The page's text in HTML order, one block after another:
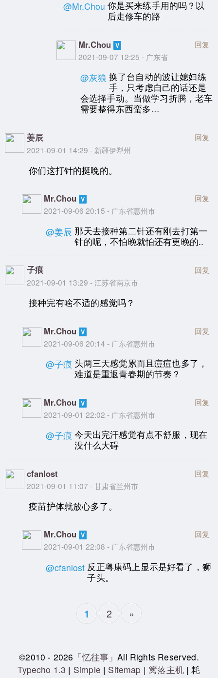
@Mr.Chou 你是买来练手用的吗？以
后走修车的路
Mr.Chou
2021-09-07 12:25 - 广东省
回复
@灰狼 换了台自动的波让媳妇练
手，只考虑自己的话还是
会选择手动。当做学习折腾，老车
需要整得东西蛮多…
姜辰
2021-09-01 14:29 - 新疆伊犁州
回复
你们这打针的挺晚的。
Mr.Chou
2021-09-06 20:15 - 广东省惠州市
回复
@姜辰 那天去接种第二针还有刚去打第一
针的呢，不怕晚就怕还有更晚的..
子痕
2021-09-01 13:29 - 江苏省南京市
回复
接种完有啥不适的感觉吗？
Mr.Chou
2021-09-06 20:14 - 广东省惠州市
回复
@子痕 头两三天感觉累而且痘痘也多了，
难道是重返青春期的节奏？
Mr.Chou
2021-09-01 22:02 - 广东省惠州市
回复
@子痕 今天出完汗感觉有点不舒服，现在
没什么大碍
cfanlost
2021-09-01 11:07 - 甘肃省兰州市
回复
疫苗护体就放心多了。
Mr.Chou
2021-09-01 22:08 - 广东省惠州市
回复
@cfanlost 反正粤康码上显示是好看了，狮
子头。
1 2 »
©2010 - 2026 「忆往事」All Rights Reserved.
Typecho 1.3 | Simple | Sitemap |篱落主机| 耗